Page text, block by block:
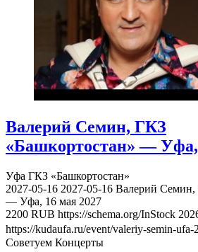
Валерий Семин, ГКЗ
«Башкортостан» — Уфа,
Уфа ГКЗ «Башкортостан»
2027-05-16 2027-05-16 Валерий Семин,
— Уфа, 16 мая 2027
2200 RUB https://schema.org/InStock
https://kudaufa.ru/event/valeriy-semin-ufa-
Советуем Концерты